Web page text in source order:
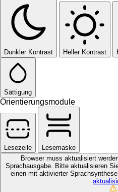
Dunkler Kontrast Heller Kontrast
Sättigung
Orientierungsmodule
Lesezeile
Lesemaske
Browser muss aktualisiert
Sprachausgabe. Bitte aktualisieren
einen mit aktivierter